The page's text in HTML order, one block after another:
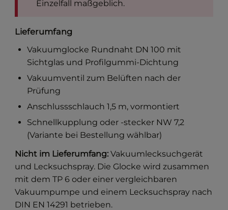
Einzelfall maßgeblich.
Lieferumfang
Vakuumglocke Rundnaht DN 100 mit
Sichtglas und Profilgummi-Dichtung
Vakuumventil zum Belüften nach der
Prüfung
Anschlussschlauch 1,5 m, vormontiert
Schnellkupplung oder -stecker NW 7,2
(Variante bei Bestellung wählbar)
Nicht im Lieferumfang: Vakuumlecksuchgerät
und Lecksuchspray. Die Glocke wird zusammen
mit dem TP 6 oder einer vergleichbaren
Vakuumpumpe und einem Lecksuchspray nach
DIN EN 14291 betrieben.